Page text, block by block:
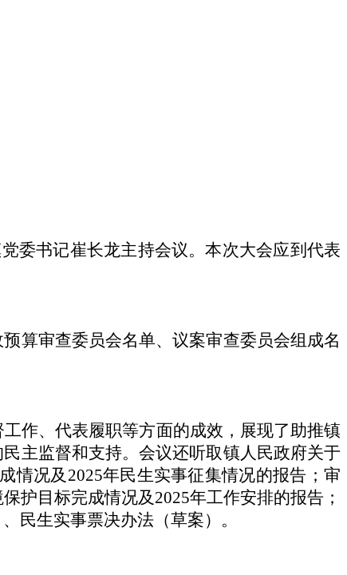
委书记崔长龙主持会议。本次大会应到代表
算审查委员会名单、议案审查委员会组成名
作、代表履职等方面的成效，展现了助推镇
主监督和支持。会议还听取镇人民政府关于
情况及2025年民生实事征集情况的报告；审
护目标完成情况及2025年工作安排的报告；
民生实事票决办法（草案）。